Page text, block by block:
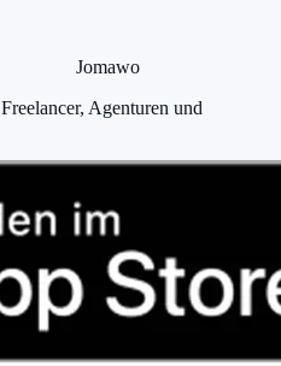
Jomawo
Agenturen und